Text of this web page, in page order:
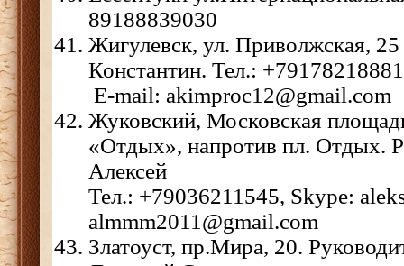
89188839030
Жигулевск, ул. Приволжская, 25
Константин. Тел.:
E-mail: akimproc12@gmail.com
Жуковский, Московская
«Отдых», напротив пл. Отдых.
Алексей
Тел.: +79036211545, Skype:
almmm2011@gmail.com
Златоуст, пр.Мира, 20.